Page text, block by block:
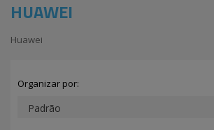
HUAWEI
Huawei
Organizar por: